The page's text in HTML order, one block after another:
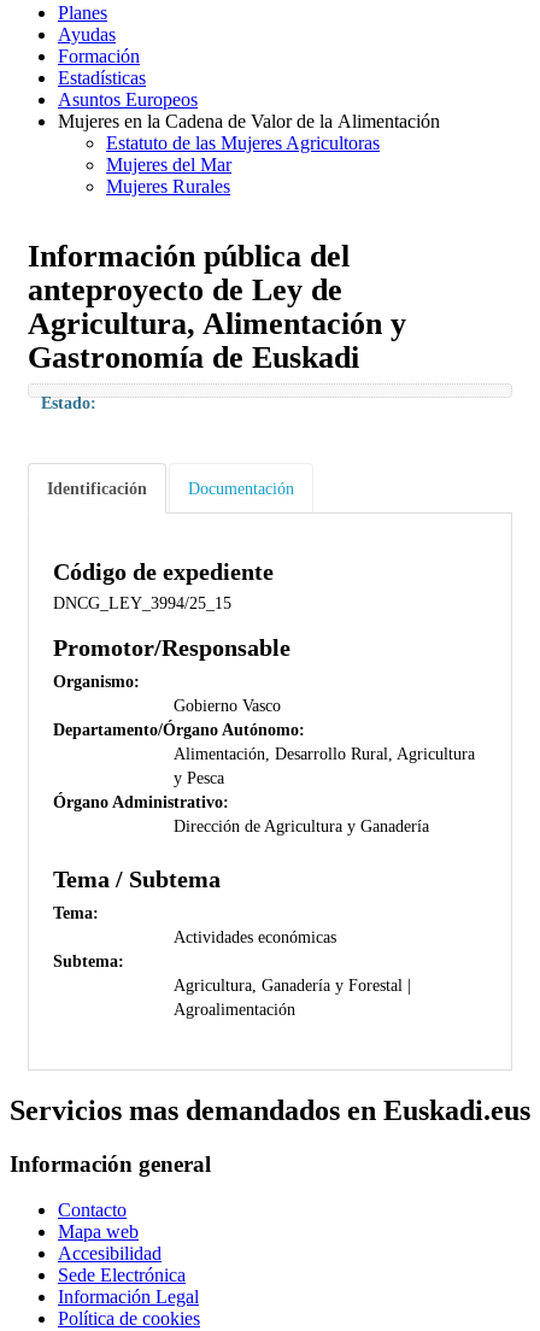
Planes
Ayudas
Formación
Estadísticas
Asuntos Europeos
Mujeres en la Cadena de Valor de la Alimentación
Estatuto de las Mujeres Agricultoras
Mujeres del Mar
Mujeres Rurales
Información pública del
anteproyecto de Ley de
Agricultura, Alimentación y
Gastronomía de Euskadi
Estado:
Identificación Documentación
Código de expediente
DNCG_LEY_3994/25_15
Promotor/Responsable
Organismo:
Gobierno Vasco
Departamento/Órgano Autónomo:
Alimentación, Desarrollo Rural, Agricultura
y Pesca
Órgano Administrativo:
Dirección de Agricultura y Ganadería
Tema / Subtema
Tema:
Actividades económicas
Subtema:
Agricultura, Ganadería y Forestal |
Agroalimentación
Servicios mas demandados en Euskadi.eus
Información general
Contacto
Mapa web
Accesibilidad
Sede Electrónica
Información Legal
Política de cookies